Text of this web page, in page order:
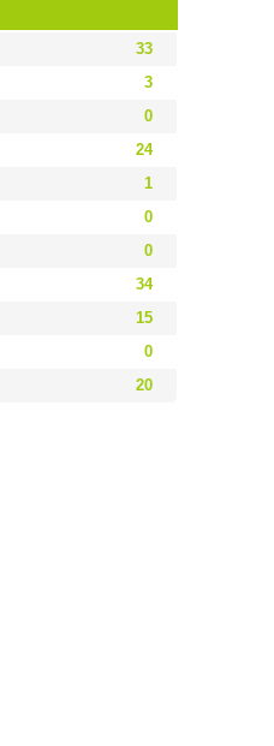
33
3
0
24
1
0
0
34
15
0
20